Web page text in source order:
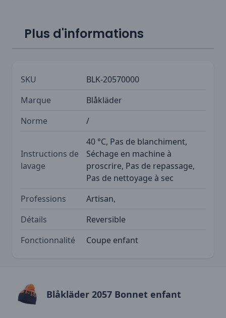
Plus d'informations
SKU
BLK-20570000
Marque
Blåkläder
Norme
/
Instructions de
lavage
40 °C, Pas de blanchiment,
Séchage en machine à
proscrire, Pas de repassage,
Pas de nettoyage à sec
Professions
Artisan,
Détails
Reversible
Fonctionnalité
Coupe enfant
Blåkläder 2057 Bonnet enfant